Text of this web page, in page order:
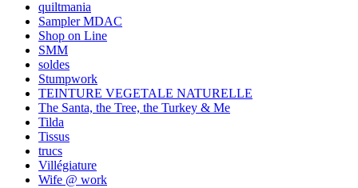
quiltmania
Sampler MDAC
Shop on Line
SMM
soldes
Stumpwork
TEINTURE VEGETALE NATURELLE
The Santa, the Tree, the Turkey & Me
Tilda
Tissus
trucs
Villégiature
Wife @ work